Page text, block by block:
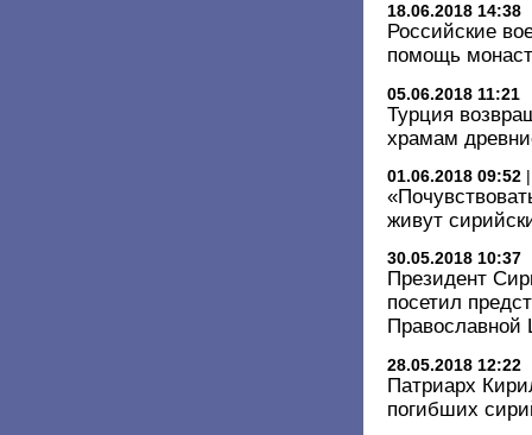
18.06.2018 14:38
Российские
помощь
05.06.2018 11:21
Турция
храмам
01.06.2018 09:52
живут
30.05.2018 10:37
Президент
посетил
Православной
28.05.2018 12:22
Патриарх
погибших